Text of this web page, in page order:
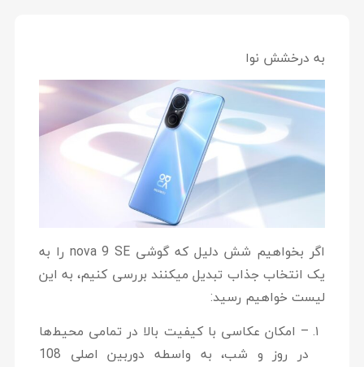
به درخشش نوا
اگر بخواهیم شش دلیل که گوشی nova 9 SE را به
یک انتخاب جذاب تبدیل میکنند بررسی کنیم، به این
لیست خواهیم رسید:
– امکان عکاسی با کیفیت بالا در تمامی محیط‌ها
در روز و شب، به واسطه دوربین اصلی 108